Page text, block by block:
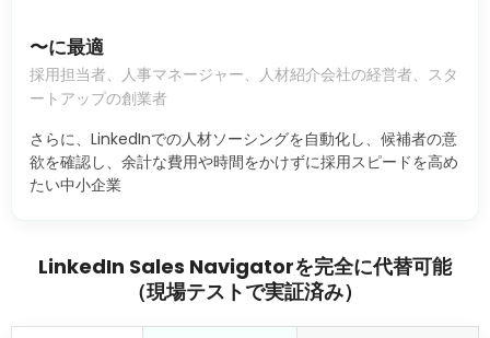
〜に最適
採用担当者、人事マネージャー、人材紹介会社の経営者、スタ
ートアップの創業者
さらに、LinkedInでの人材ソーシングを自動化し、候補者の意
欲を確認し、余計な費用や時間をかけずに採用スピードを高め
たい中小企業
LinkedIn Sales Navigatorを完全に代替可能
（現場テストで実証済み）